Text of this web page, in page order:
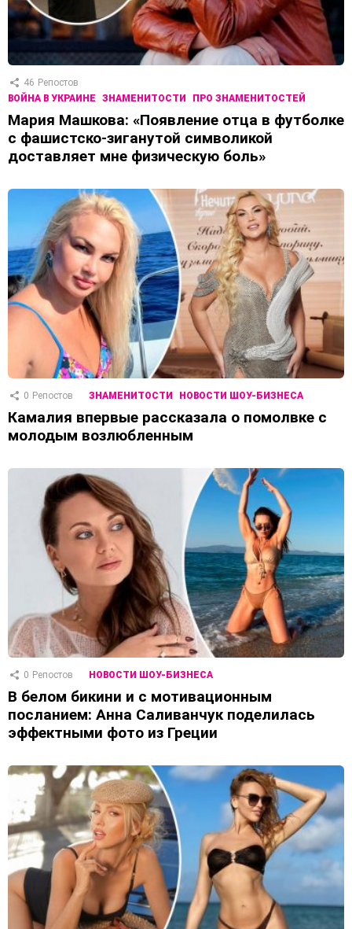
46 Репостов
ВОЙНА В УКРАИНЕ
ЗНАМЕНИТОСТИ ПРО ЗНАМЕНИТОСТЕЙ
Мария Машкова: «Появление отца в футболке
с фашистско-зиганутой символикой
доставляет мне физическую боль»
0 Репостов ЗНАМЕНИТОСТИ НОВОСТИ ШОУ-БИЗНЕСА
Камалия впервые рассказала о помолвке с
молодым возлюбленным
0 Репостов НОВОСТИ ШОУ-БИЗНЕСА
В белом бикини и с мотивационным
посланием: Анна Саливанчук поделилась
эффектными фото из Греции